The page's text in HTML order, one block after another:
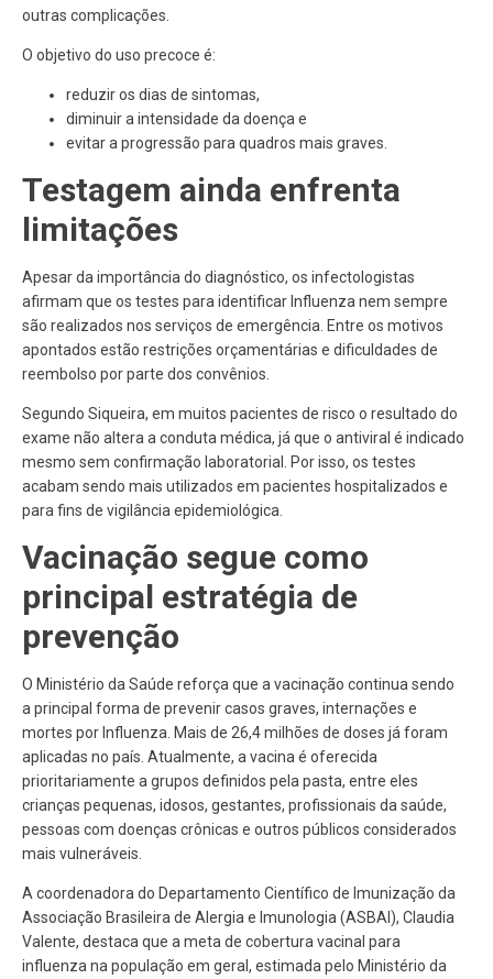
outras complicações.
O objetivo do uso precoce é:
reduzir os dias de sintomas,
diminuir a intensidade da doença e
evitar a progressão para quadros mais graves.
Testagem ainda enfrenta
limitações
Apesar da importância do diagnóstico, os infectologistas
afirmam que os testes para identificar Influenza nem sempre
são realizados nos serviços de emergência. Entre os motivos
apontados estão restrições orçamentárias e dificuldades de
reembolso por parte dos convênios.
Segundo Siqueira, em muitos pacientes de risco o resultado do
exame não altera a conduta médica, já que o antiviral é indicado
mesmo sem confirmação laboratorial. Por isso, os testes
acabam sendo mais utilizados em pacientes hospitalizados e
para fins de vigilância epidemiológica.
Vacinação segue como
principal estratégia de
prevenção
O Ministério da Saúde reforça que a vacinação continua sendo
a principal forma de prevenir casos graves, internações e
mortes por Influenza. Mais de 26,4 milhões de doses já foram
aplicadas no país. Atualmente, a vacina é oferecida
prioritariamente a grupos definidos pela pasta, entre eles
crianças pequenas, idosos, gestantes, profissionais da saúde,
pessoas com doenças crônicas e outros públicos considerados
mais vulneráveis.
A coordenadora do Departamento Científico de Imunização da
Associação Brasileira de Alergia e Imunologia (ASBAI), Claudia
Valente, destaca que a meta de cobertura vacinal para
influenza na população em geral, estimada pelo Ministério da